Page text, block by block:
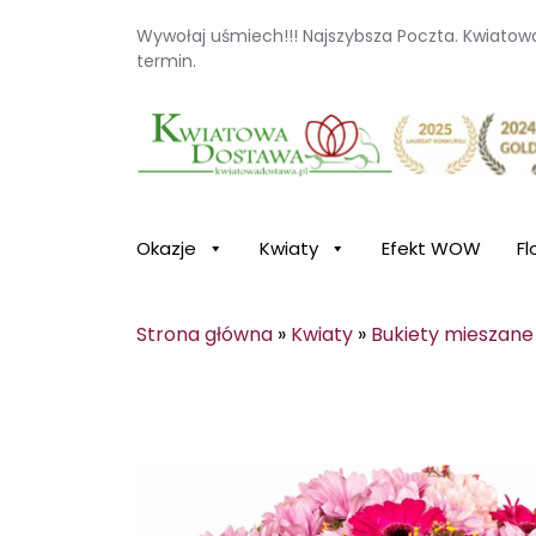
Wywołaj uśmiech!!! Najszybsza Poczta.
termin.
Kwiaciarnia internetowa Kwiatowa
Okazje Kwiaty Efekt WOW
Strona główna » Kwiaty » Bukiety mieszane